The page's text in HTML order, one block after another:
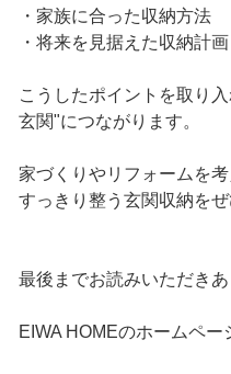
・家族に合った収納方法
・将来を見据えた収納計画
こうしたポイントを取り
玄関"につながります。
家づくりやリフォームを
すっきり整う玄関収納を
最後までお読みいただき
EIWA HOMEのホームペー